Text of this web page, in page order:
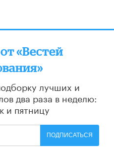
«Вестей
лучших и
два раза в неделю:
и пятницу
ПОДПИСАТЬСЯ